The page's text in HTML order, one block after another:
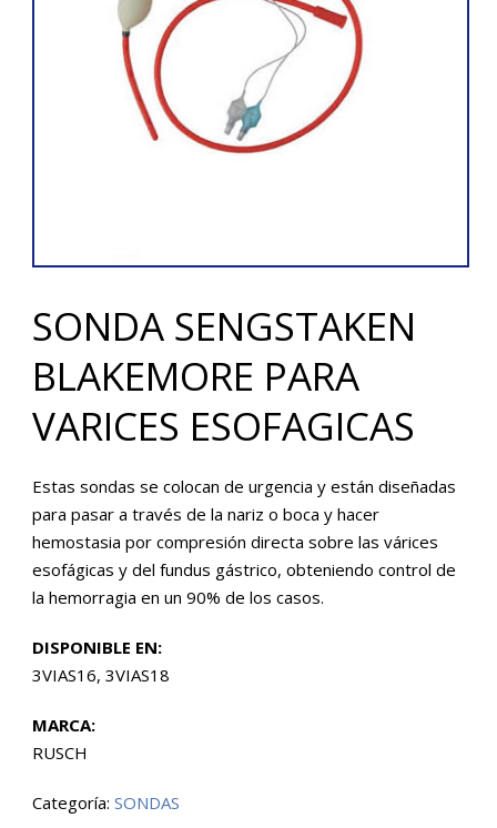
SONDA SENGSTAKEN
BLAKEMORE PARA
VARICES ESOFAGICAS
Estas sondas se colocan de urgencia y están diseñadas
para pasar a través de la nariz o boca y hacer
hemostasia por compresión directa sobre las várices
esofágicas y del fundus gástrico, obteniendo control de
la hemorragia en un 90% de los casos.
DISPONIBLE EN:
3VIAS16, 3VIAS18
MARCA:
RUSCH
Categoría: SONDAS